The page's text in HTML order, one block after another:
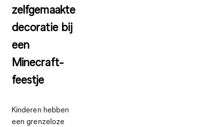
zelfgemaakte
decoratie bij
een
Minecraft-
feestje
Kinderen hebben
een grenzeloze